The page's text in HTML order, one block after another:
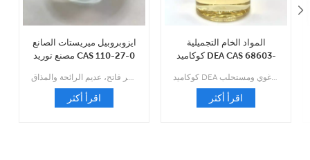
ايزوبروبيل ميريستات الصانع
مصنع توريد CAS 110-27-0
اقرأ أكثر
المواد الخام التجميلية
كوكاميد DEA CAS 68603-
اقرأ أكثر